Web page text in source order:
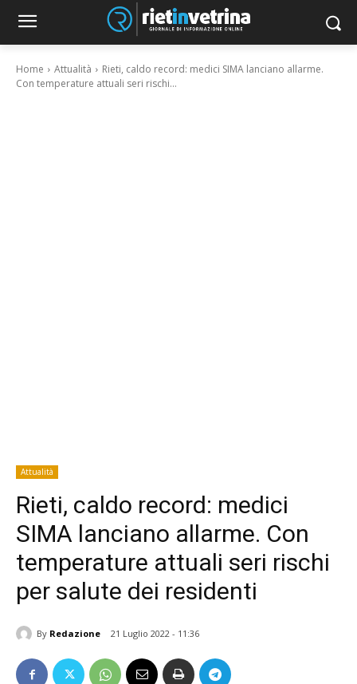
Home Attualità
Rieti, caldo record: medici SIMA lanciano allarme.
Con temperature attuali seri rischi...
Attualità
Rieti, caldo record: medici
SIMA lanciano allarme. Con
temperature attuali seri rischi
per salute dei residenti
By Redazione 21 Luglio 2022 - 11:36